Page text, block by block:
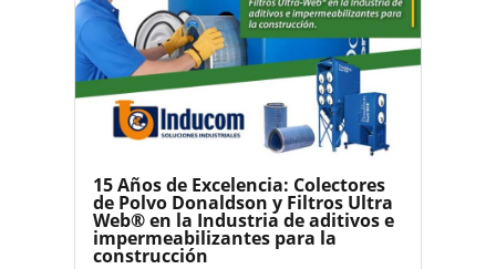
15 Años de Excelencia: Colectores
de Polvo Donaldson y Filtros Ultra
Web® en la Industria de aditivos e
impermeabilizantes para la
construcción